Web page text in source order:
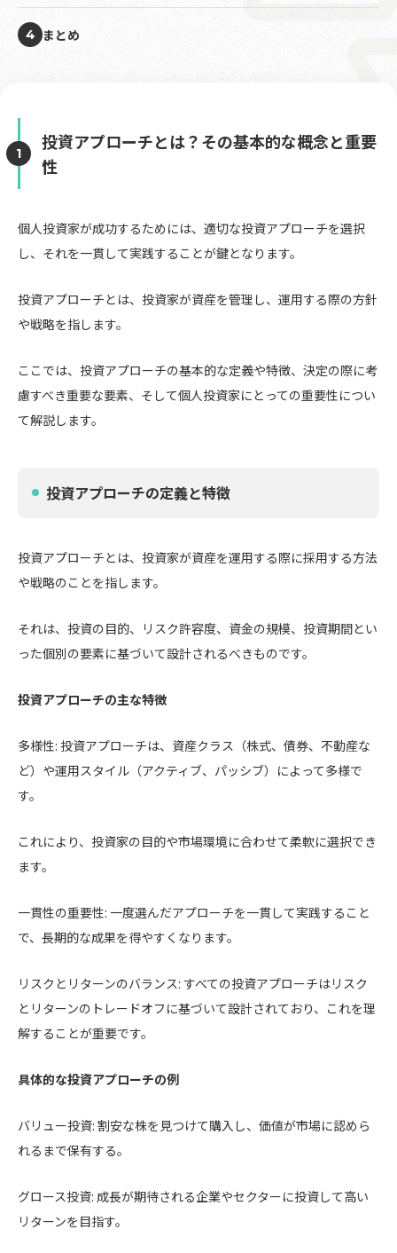
4 まとめ
投資アプローチとは？その基本的な概念と重要
性
個人投資家が成功するためには、適切な投資アプローチを選択
し、それを一貫して実践することが鍵となります。
投資アプローチとは、投資家が資産を管理し、運用する際の方針
や戦略を指します。
ここでは、投資アプローチの基本的な定義や特徴、決定の際に考
慮すべき重要な要素、そして個人投資家にとっての重要性につい
て解説します。
投資アプローチの定義と特徴
投資アプローチとは、投資家が資産を運用する際に採用する方法
や戦略のことを指します。
それは、投資の目的、リスク許容度、資金の規模、投資期間とい
った個別の要素に基づいて設計されるべきものです。
投資アプローチの主な特徴
多様性: 投資アプローチは、資産クラス（株式、債券、不動産な
ど）や運用スタイル（アクティブ、パッシブ）によって多様で
す。
これにより、投資家の目的や市場環境に合わせて柔軟に選択でき
ます。
一貫性の重要性: 一度選んだアプローチを一貫して実践すること
で、長期的な成果を得やすくなります。
リスクとリターンのバランス: すべての投資アプローチはリスク
とリターンのトレードオフに基づいて設計されており、これを理
解することが重要です。
具体的な投資アプローチの例
バリュー投資: 割安な株を見つけて購入し、価値が市場に認めら
れるまで保有する。
グロース投資: 成長が期待される企業やセクターに投資して高い
リターンを目指す。